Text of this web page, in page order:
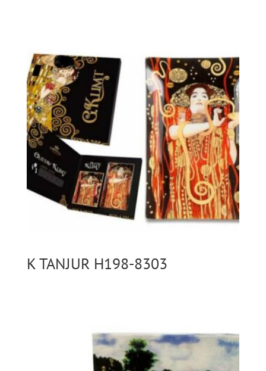
K TANJUR H198-8303